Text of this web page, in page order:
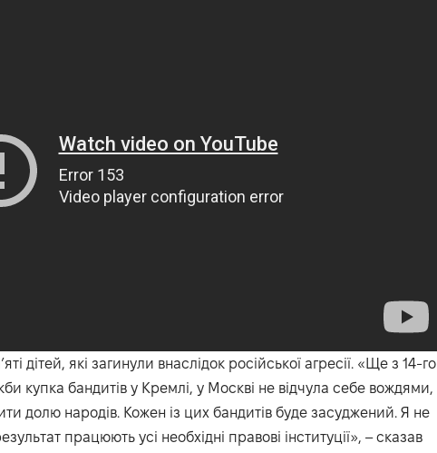
дітей, які загинули внаслідок російської агресії. «Ще з 14-го
купка бандитів у Кремлі, у Москві не відчула себе вождями,
долю народів. Кожен із цих бандитів буде засуджений. Я не
працюють усі необхідні правові інституції», – сказав